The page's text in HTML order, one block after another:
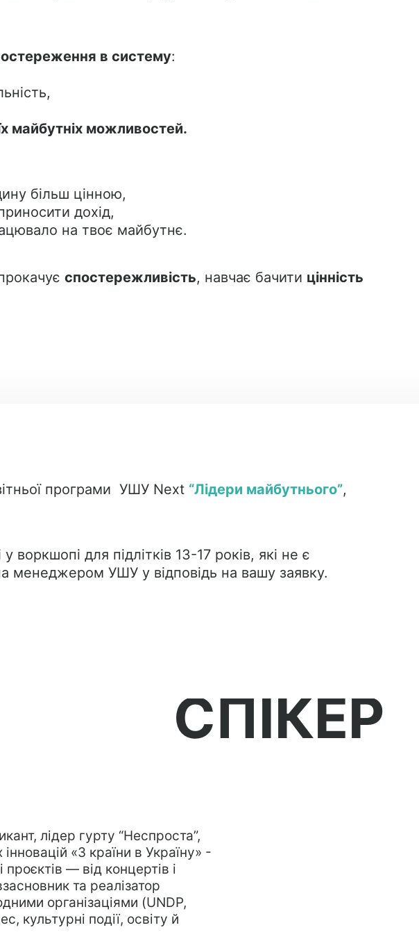
в систему:
майбутніх можливостей.
більш цінною,
дохід,
на твоє майбутнє.
спостережливість, навчає бачити цінність
програми УШУ Next “Лідери майбутнього”,
для підлітків 13-17 років, які не є
менеджером УШУ у відповідь на вашу заявку.
СПІКЕР
лідер гурту “Неспроста”,
інновацій «З країни в Україну» -
— від концертів і
та реалізатор
організаціями (UNDP,
культурні події, освіту й